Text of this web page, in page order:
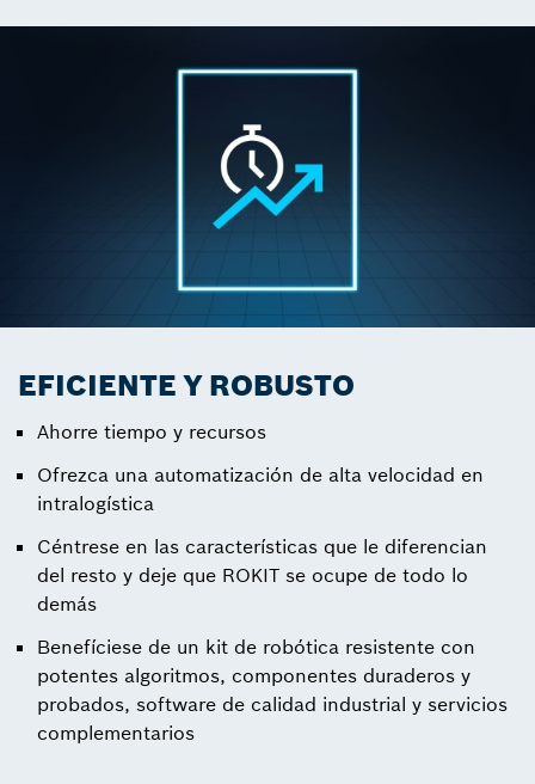
EFICIENTE Y ROBUSTO
Ahorre tiempo y recursos
Ofrezca una automatización de alta velocidad en
intralogística
Céntrese en las características que le diferencian
del resto y deje que ROKIT se ocupe de todo lo
demás
Benefíciese de un kit de robótica resistente con
potentes algoritmos, componentes duraderos y
probados, software de calidad industrial y servicios
complementarios